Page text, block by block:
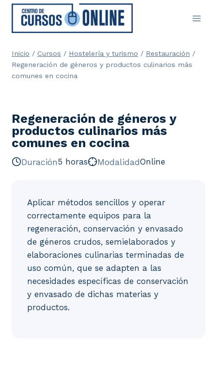
Saltar
contenido
Inicio / Cursos / Hostelería y turismo / Restauración /
Regeneración de géneros y productos culinarios más
comunes en cocina
Regeneración de géneros y
productos culinarios más
comunes en cocina
Duración5 horas ModalidadOnline
Aplicar métodos sencillos y operar
correctamente equipos para la
regeneración, conservación y envasado
de géneros crudos, semielaborados y
elaboraciones culinarias terminadas de
uso común, que se adapten a las
necesidades específicas de conservación
y envasado de dichas materias y
productos.